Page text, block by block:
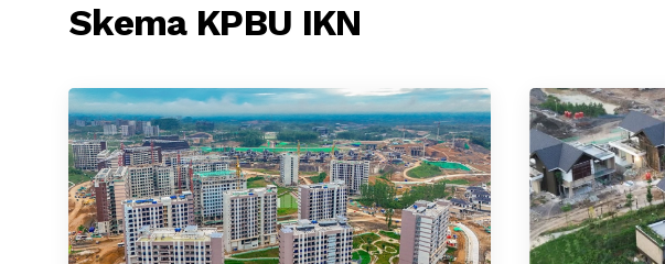
Skema KPBU IKN